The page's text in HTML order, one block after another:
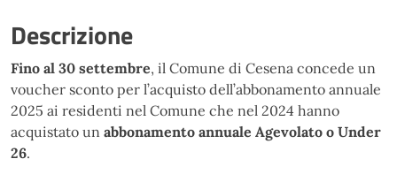
Descrizione
Fino al 30 settembre, il Comune di Cesena concede un
voucher sconto per l’acquisto dell’abbonamento annuale
2025 ai residenti nel Comune che nel 2024 hanno
acquistato un abbonamento annuale Agevolato o Under
26.